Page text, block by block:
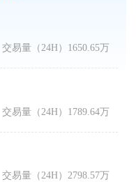
交易量（24H） 1650.65万
交易量（24H） 1789.64万
交易量（24H）2798.57万